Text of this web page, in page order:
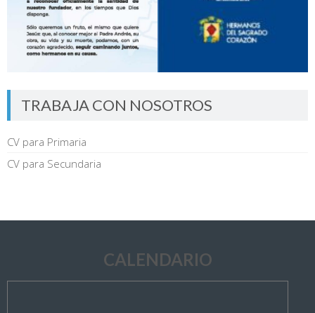
TRABAJA CON NOSOTROS
CV para Primaria
CV para Secundaria
CALENDARIO